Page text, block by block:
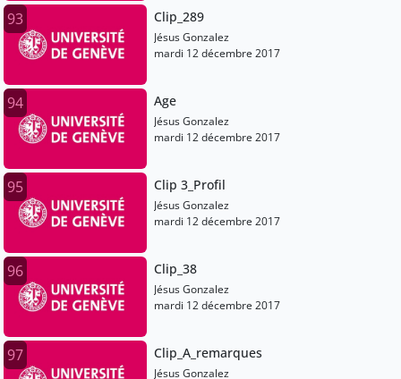
93 Clip_289
Jésus Gonzalez
mardi 12 décembre 2017
94 Age
Jésus Gonzalez
mardi 12 décembre 2017
95 Clip 3_Profil
Jésus Gonzalez
mardi 12 décembre 2017
96 Clip_38
Jésus Gonzalez
mardi 12 décembre 2017
97 Clip_A_remarques
Jésus Gonzalez